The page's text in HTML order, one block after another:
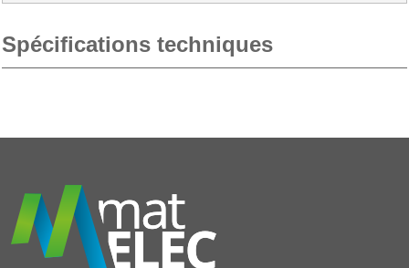
Spécifications techniques